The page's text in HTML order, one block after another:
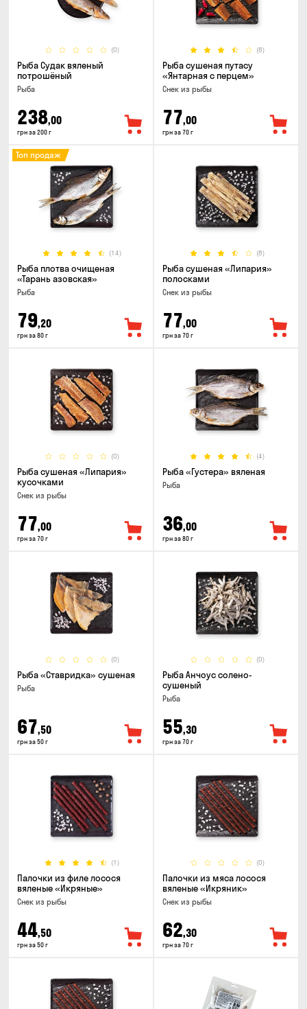
(0)
Рыба Судак вяленый
потрошёный
Рыба
238,00
грн за 200 г
(8)
Рыба сушеная путасу
«Янтарная с перцем»
Снек из рыбы
77,00
грн за 70 г
(14)
Топ продаж
Рыба плотва очищеная
«Тарань азовская»
Рыба
79,20
грн за 80 г
(8)
Рыба сушеная «Липария»
полосками
Снек из рыбы
77,00
грн за 70 г
(0)
Рыба сушеная «Липария»
кусочками
Снек из рыбы
77,00
грн за 70 г
(4)
Рыба «Густера» вяленая
Рыба
36,00
грн за 80 г
(0)
Рыба «Ставридка» сушеная
Рыба
67,50
грн за 50 г
(0)
Рыба Анчоус солено-
сушеный
Рыба
55,30
грн за 70 г
(1)
Палочки из филе лосося
вяленые «Икряные»
Снек из рыбы
44,50
грн за 50 г
(0)
Палочки из мяса лосося
вяленые «Икряник»
Снек из рыбы
62,30
грн за 70 г